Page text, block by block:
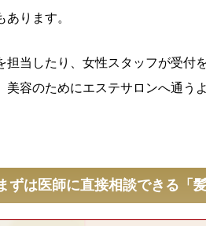
あります。
担当したり、女性スタッフが受付
美容のためにエステサロンへ通う
ずは医師に直接相談できる「